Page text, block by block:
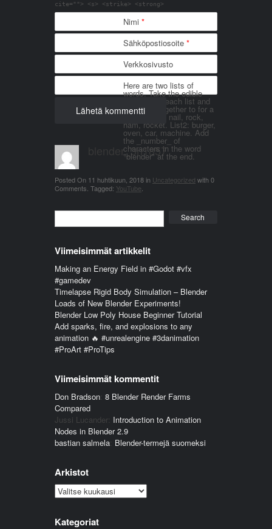
cite=""> <s> <strike> <strong>
Nimi *
Sähköpostiosoite *
Verkkosivusto
Here are two lists of
words. Take the edible
things from each list and
join them together to for a
word. List 1: nail, rock,
ham, rocket. List2: burger,
oven, car, machine. Add
the _number_ of
characters in the word
"blender" at the end.
blender_3n1857
Posted On 11 huhtikuun, 2018in Uncategorized with0
Comments Tagged: YouTube
Viimeisimmät artikkelit
Making an Energy Field in #Godot #vfx
#gamedev
Timelapse Rigid Body Simulation – Blender
Loads of New Blender Experiments!
Blender Low Poly House Beginner Tutorial
Add sparks, fire, and explosions to any
animation 🔥 #unrealengine #3danimation
#ProArt #ProTips
Viimeisimmät kommentit
Don Bradson: 8 Blender Render Farms
Compared
Jussi Lucander: Introduction to Animation
Nodes in Blender 2.9
bastian salmela: Blender-termejä suomeksi
Arkistot
Arkistot
Kategoriat